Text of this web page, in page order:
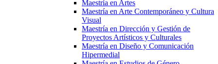
Maestría en Artes
Maestría en Arte Contemporáneo y Cultura
Visual
Maestría en Dirección y Gestión de
Proyectos Artísticos y Culturales
Maestría en Diseño y Comunicación
Hipermedial